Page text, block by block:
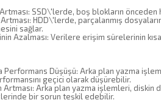
Artması: SSD\'lerde, boş blokların
Artması: HDD\'lerde, parçalanmış
sağlar.
Azalması: Verilere erişim sürelerinin
Performans Düşüşü: Arka plan yazma
geçici olarak düşürebilir.
Artması: Arka plan yazma işlemleri,
bir sorun teşkil edebilir.